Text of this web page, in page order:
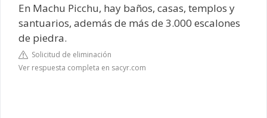
En Machu Picchu, hay baños, casas, templos y
santuarios, además de más de 3.000 escalones
de piedra.
Solicitud de eliminación
Ver respuesta completa en sacyr.com